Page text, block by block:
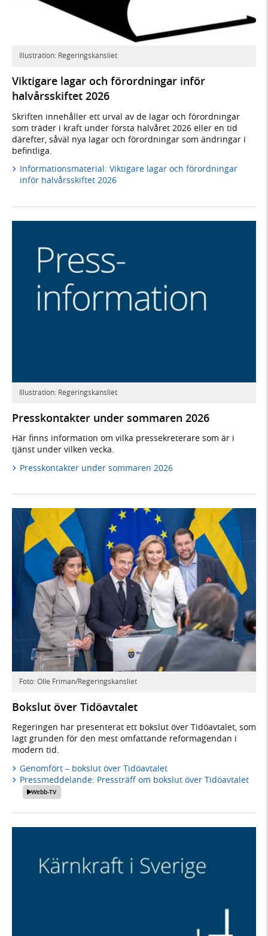
Illustration: Regeringskansliet
Viktigare lagar och förordningar inför
halvårsskiftet 2026
Skriften innehåller ett urval av de lagar och förordningar
som träder i kraft under första halvåret 2026 eller en tid
därefter, såväl nya lagar och förordningar som ändringar i
befintliga.
Informationsmaterial: Viktigare lagar och förordningar
inför halvårsskiftet 2026
Illustration: Regeringskansliet
Presskontakter under sommaren 2026
Här finns information om vilka pressekreterare som är i
tjänst under vilken vecka.
Presskontakter under sommaren 2026
Foto: Olle Friman/Regeringskansliet
Bokslut över Tidöavtalet
Regeringen har presenterat ett bokslut över Tidöavtalet, som
lagt grunden för den mest omfattande reformagendan i
modern tid.
Genomfört – bokslut över Tidöavtalet
Pressmeddelande: Pressträff om bokslut över Tidöavtalet
Webb-TV